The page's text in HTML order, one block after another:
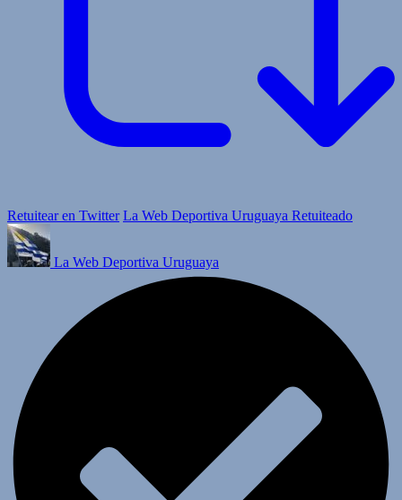
Retuitear en Twitter La Web Deportiva Uruguaya Retuiteado
La Web Deportiva Uruguaya